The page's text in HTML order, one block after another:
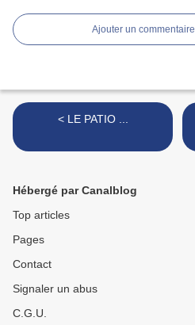
Ajouter un commentaire
< LE PATIO ...
Hébergé par Canalblog
Top articles
Pages
Contact
Signaler un abus
C.G.U.